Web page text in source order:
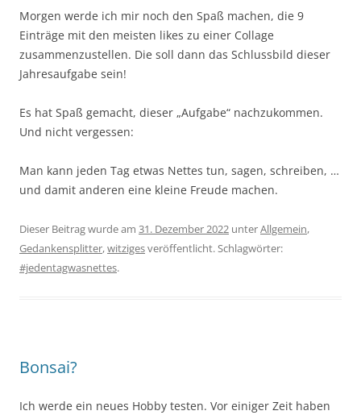
Morgen werde ich mir noch den Spaß machen, die 9
Einträge mit den meisten likes zu einer Collage
zusammenzustellen. Die soll dann das Schlussbild dieser
Jahresaufgabe sein!
Es hat Spaß gemacht, dieser „Aufgabe“ nachzukommen.
Und nicht vergessen:
Man kann jeden Tag etwas Nettes tun, sagen, schreiben, …
und damit anderen eine kleine Freude machen.
Dieser Beitrag wurde am 31. Dezember 2022 unterAllgemein,
Gedankensplitter,witzigesveröffentlicht. Schlagwörter:
#jedentagwasnettes.
Bonsai?
Ich werde ein neues Hobby testen. Vor einiger Zeit haben